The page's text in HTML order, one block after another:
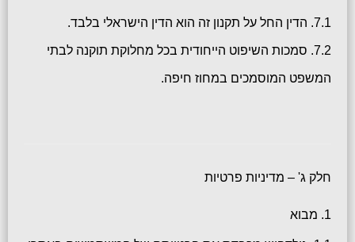
7.1. הדין החל על תקנון זה הוא הדין הישראלי בלבד.
7.2. סמכות השיפוט הייחודית בכל מחלוקת תוקנה לבתי
המשפט המוסמכים במחוז חיפה.
חלק ג' – מדיניות פרטיות
1. מבוא